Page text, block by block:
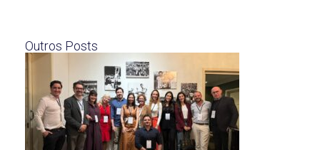
Outros Posts